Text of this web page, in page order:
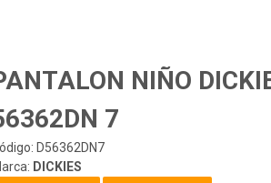
NIÑO
7
D56362DN7
DICKIES